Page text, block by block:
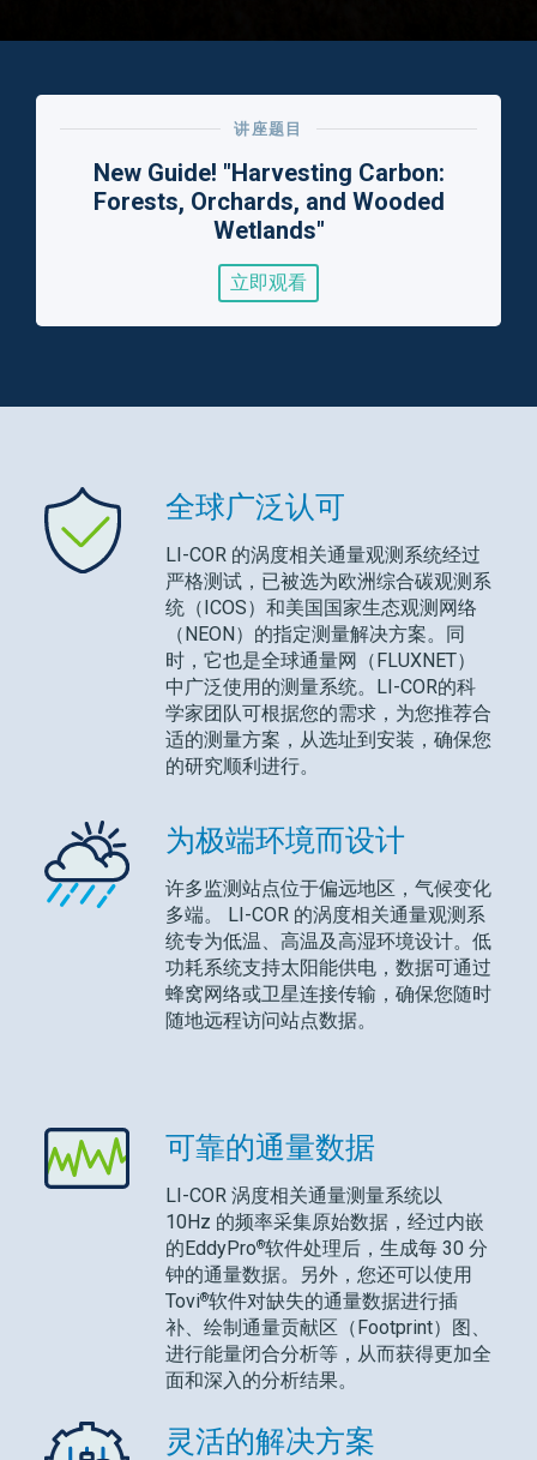
讲座题目
New Guide! "Harvesting Carbon:
Forests, Orchards, and Wooded
Wetlands"
立即观看
全球广泛认可
LI-COR 的涡度相关通量观测系统经过
严格测试，已被选为欧洲综合碳观测系
统（ICOS）和美国国家生态观测网络
（NEON）的指定测量解决方案。同
时，它也是全球通量网（FLUXNET）
中广泛使用的测量系统。
LI-COR的科
学家团队可根据您的需求，为您推荐合
适的测量方案，从选址到安装，确保您
的研究顺利进行。
为极端环境而设计
许多监测站点位于偏远地区，气候变化
多端。 LI-COR 的涡度相关通量观测系
统专为低温、高温及高湿环境设计。低
功耗系统支持太阳能供电，数据可通过
蜂窝网络或卫星连接传输，确保您随时
随地远程访问站点数据。
可靠的通量数据
LI-COR 涡度相关通量测量系统以
10Hz 的频率采集原始数据，经过内嵌
的EddyPro®软件处理后，生成每 30 分
钟的通量数据。另外，您还可以使用
Tovi®软件对缺失的通量数据进行插
补、绘制通量贡献区（Footprint）图、
进行能量闭合分析等，从而获得更加全
面和深入的分析结果。
灵活的解决方案